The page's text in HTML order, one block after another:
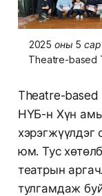
2025 оны 5 сар
Theatre-based
Theatre-
НҮБ-н Хүн
хэрэгжүүлдэг
юм. Тус
театрын
тулгамдаж